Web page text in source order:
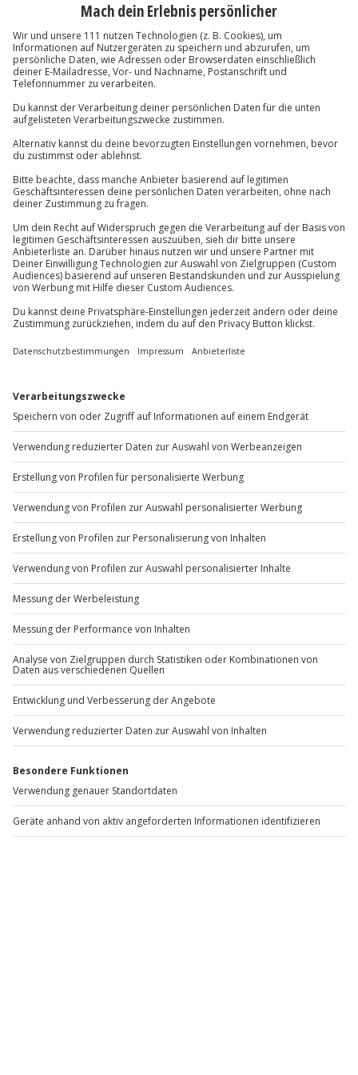
Wie zufrieden bist du mit diesen
Suchergebnissen?
Können wir etwas besser machen?
Bitte gib hier dein Feedback ein.
Nachricht senden
Weitere Informationen dazu, wie wir deine Daten verwenden
und verarbeiten, findest du in unsererDatenschutzerklärung.
Reiseerlebnisse entdecken
Neue Städte entdecken
Ab ins Grüne
Klein aber Fein Übernachten
Einzigartige Unterkünfte
Dein Abenteuer beginnt: Kurztrips für Aktive